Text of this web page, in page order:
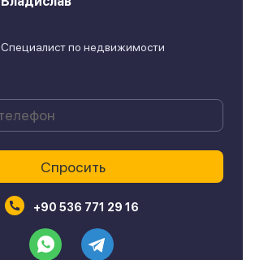
Специалист по недвижимости
+90 536 771 29 16